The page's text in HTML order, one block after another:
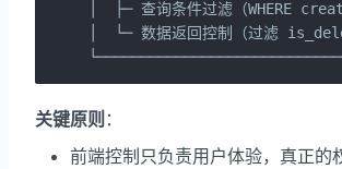
│  ├─ 查询条件过滤（
│  └─ 数据返回控制（过滤
关键原则 ：
前端控制只负责用户体验，真正的